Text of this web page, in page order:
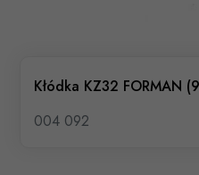
Kłódka KZ32 FORMAN
004 092